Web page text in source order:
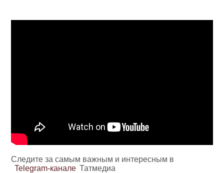
Следите за самым важным и интересным в
Telegram-канале Татмедиа